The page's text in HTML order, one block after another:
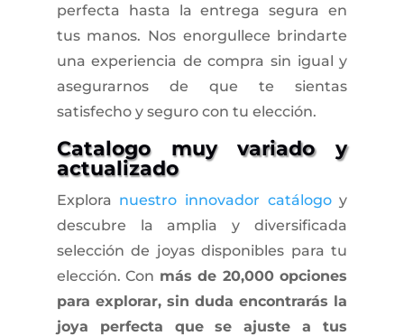
perfecta hasta la entrega segura en
tus manos. Nos enorgullece brindarte
una experiencia de compra sin igual y
asegurarnos de que te sientas
satisfecho y seguro con tu elección.
Catalogo muy variado y
actualizado
Explora nuestro innovador catálogoy
descubre la amplia y diversificada
selección de joyas disponibles para tu
elección. Con más de 20,000 opciones
para explorar, sin duda encontrarás la
joya perfecta que se ajuste a tus